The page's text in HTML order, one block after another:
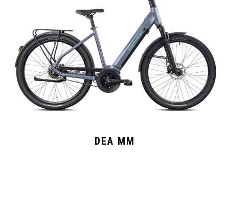
DEA MM